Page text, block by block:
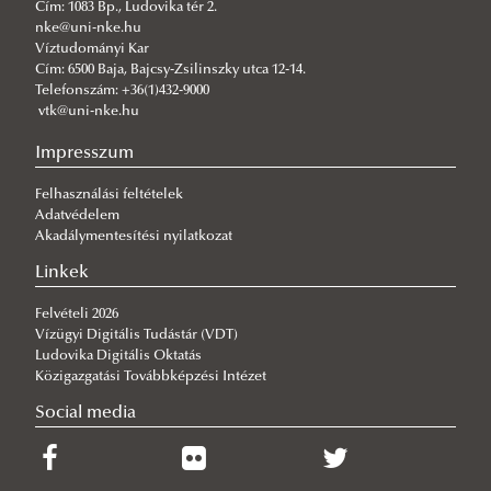
AquaNES -H2020-WATER-2014-2015
RRF-4.2.1-23-2023-00001
DANURELY-WS
PANNONIAN.GW
MInimizing CROssborder water contamination of
microPLASTICS
LIFE LOGOS 4 WATERS (LIFE20 CCA/HU/1604) project
Cím: 1083 Bp., Ludovika tér 2.
nke@uni-nke.hu
Víztudományi Kar
Cím: 6500 Baja, Bajcsy-Zsilinszky utca 12-14.
Telefonszám: +36(1)432-9000
vtk@uni-nke.hu
Impresszum
Felhasználási feltételek
Adatvédelem
Akadálymentesítési nyilatkozat
Linkek
Felvételi 2026
Vízügyi Digitális Tudástár (VDT)
Ludovika Digitális Oktatás
Közigazgatási Továbbképzési Intézet
Social media